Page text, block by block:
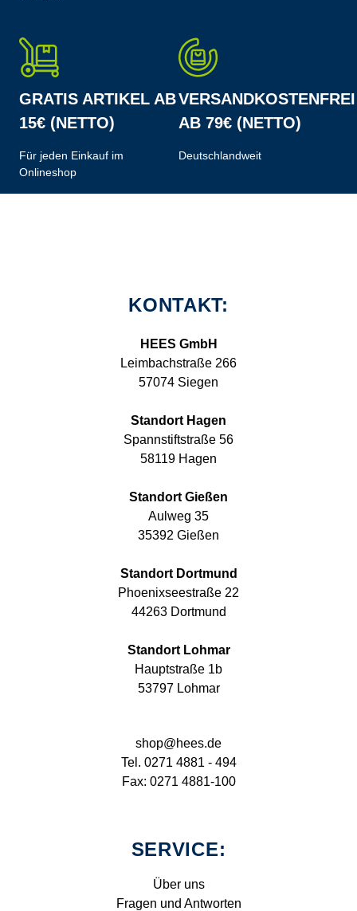
GRATIS ARTIKEL AB
15€ (NETTO)
Für jeden Einkauf im
Onlineshop
VERSANDKOSTENFREI
AB 79€ (NETTO)
Deutschlandweit
KONTAKT:
HEES GmbH
Leimbachstraße 266
57074 Siegen
Standort Hagen
Spannstiftstraße 56
58119 Hagen
Standort Gießen
Aulweg 35
35392 Gießen
Standort Dortmund
Phoenixseestraße 22
44263 Dortmund
Standort Lohmar
Hauptstraße 1b
53797 Lohmar
shop@hees.de
Tel. 0271 4881 - 494
Fax: 0271 4881-100
SERVICE:
Über uns
Fragen und Antworten